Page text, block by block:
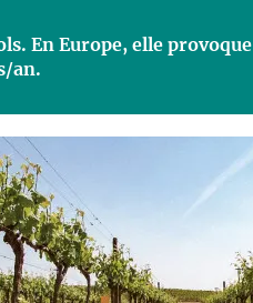
En Europe, elle provoque
an.